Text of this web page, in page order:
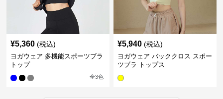
¥5,360 (税込)
ヨガウェア 多機能スポーツブラ
トップ
全3色
¥5,940 (税込)
ヨガウェア バッククロス スポー
ツブラ トップス